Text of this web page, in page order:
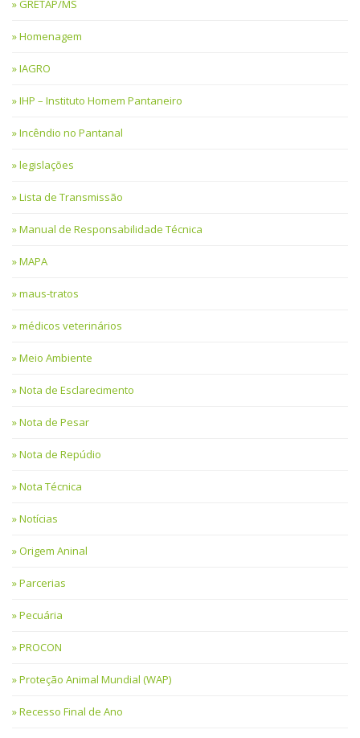
GRETAP/MS
Homenagem
IAGRO
IHP – Instituto Homem Pantaneiro
Incêndio no Pantanal
legislações
Lista de Transmissão
Manual de Responsabilidade Técnica
MAPA
maus-tratos
médicos veterinários
Meio Ambiente
Nota de Esclarecimento
Nota de Pesar
Nota de Repúdio
Nota Técnica
Notícias
Origem Aninal
Parcerias
Pecuária
PROCON
Proteção Animal Mundial (WAP)
Recesso Final de Ano